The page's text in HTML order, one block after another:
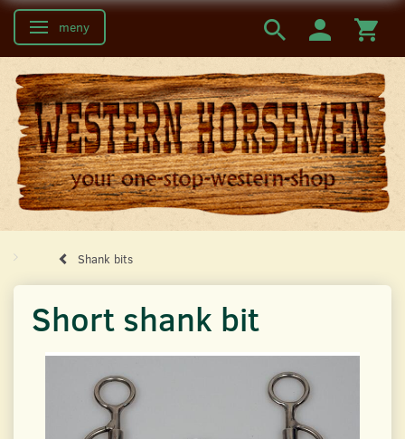
Ändra navigering
meny
Shank bits
Short shank bit